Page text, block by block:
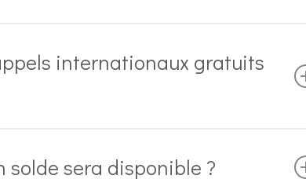
internationaux gratuits
solde sera disponible ?